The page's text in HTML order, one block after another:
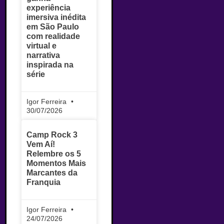
experiência
imersiva inédita
em São Paulo
com realidade
virtual e
narrativa
inspirada na
série
Igor Ferreira
30/07/2026
Camp Rock 3
Vem Aí!
Relembre os 5
Momentos Mais
Marcantes da
Franquia
Igor Ferreira
24/07/2026